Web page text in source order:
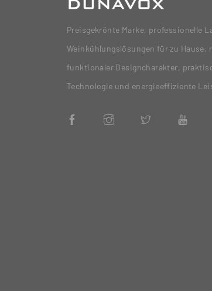
Preisgekrönte Marke, professionelle
Weinkühlungslösungen für zu
funktionaler Designcharakter,
Technologie und energieeffiziente